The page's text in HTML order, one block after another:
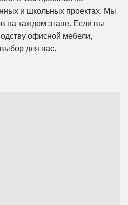
и школьных проектах. Мы
на каждом этапе. Если вы
офисной мебели,
для вас.